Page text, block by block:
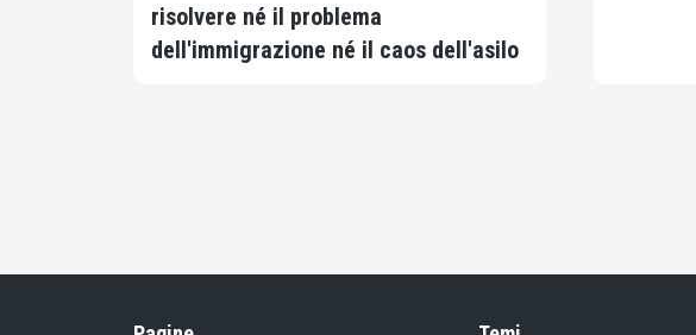
risolvere né il problema
dell'immigrazione né il caos dell'asilo